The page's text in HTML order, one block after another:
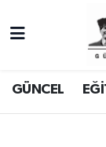
GÜNCEL
GÜNCEL